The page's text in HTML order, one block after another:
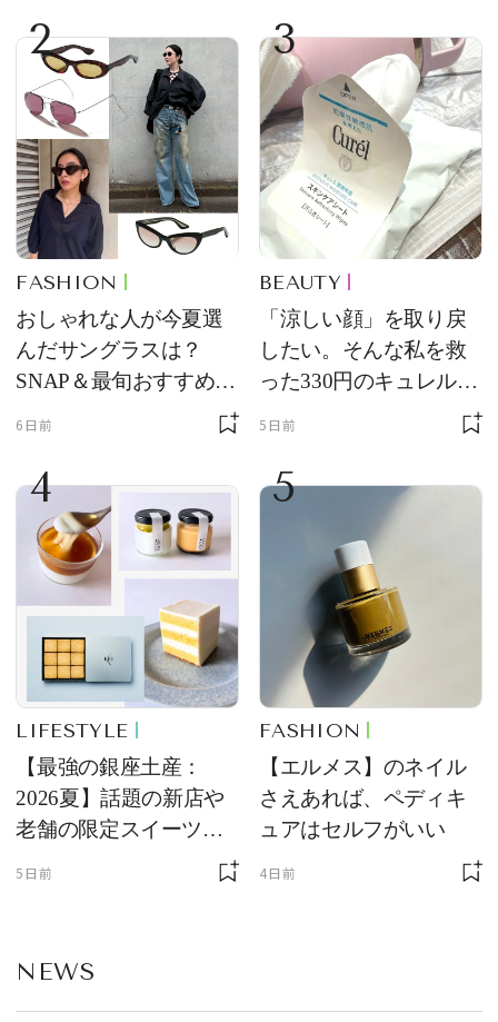
2
FASHION
おしゃれな人が今夏選
んだサングラスは？
SNAP＆最旬おすすめサ
6日前
3
BEAUTY
「涼しい顔」を取り戻
したい。そんな私を救
った330円のキュレル名
5日前
4
LIFESTYLE
【最強の銀座土産：
2026夏】話題の新店や
老舗の限定スイーツを
ゲット【＃SPURおやつ
5日前
5
FASHION
【エルメス】のネイル
さえあれば、ペディキ
ュアはセルフがいい
4日前
NEWS